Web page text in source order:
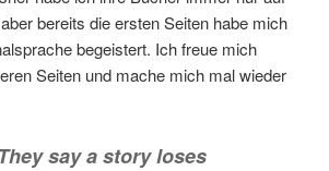
bereits die ersten Seiten habe mich
begeistert. Ich freue mich
Seiten und mache mich mal wieder
say a story loses